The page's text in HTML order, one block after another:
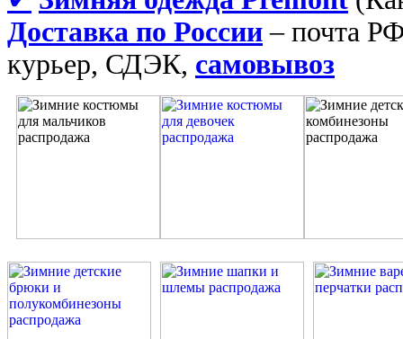
Доставка по России – почта
курьер, СДЭК, самовывоз